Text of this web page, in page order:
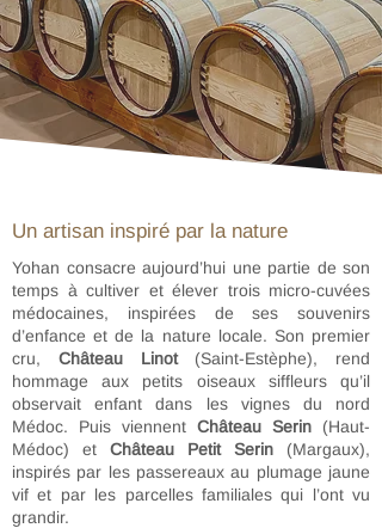
Un artisan inspiré par la nature
Yohan consacre aujourd’hui une partie de son
temps à cultiver et élever trois micro-cuvées
médocaines, inspirées de ses souvenirs
d’enfance et de la nature locale. Son premier
cru, Château Linot(Saint-Estèphe), rend
hommage aux petits oiseaux siffleurs qu’il
observait enfant dans les vignes du nord
Médoc. Puis viennent Château Serin (Haut-
Médoc) et Château Petit Serin (Margaux),
inspirés par les passereaux au plumage jaune
vif et par les parcelles familiales qui l’ont vu
grandir.